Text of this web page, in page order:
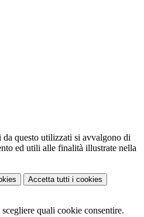
questo utilizzati si avvalgono di
ed utili alle finalità illustrate nella
Accetta tutti i cookies
quali cookie consentire.